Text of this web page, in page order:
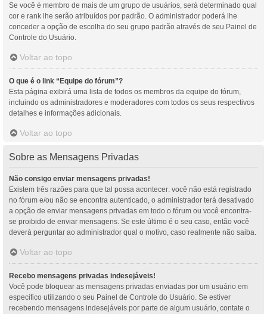
Se você é membro de mais de um grupo de usuários, será determinado qual
cor e rank lhe serão atribuídos por padrão. O administrador poderá lhe
conceder a opção de escolha do seu grupo padrão através de seu Painel de
Controle do Usuário.
Voltar ao topo
O que é o link “Equipe do fórum”?
Esta página exibirá uma lista de todos os membros da equipe do fórum,
incluindo os administradores e moderadores com todos os seus respectivos
detalhes e informações adicionais.
Voltar ao topo
Sobre as Mensagens Privadas
Não consigo enviar mensagens privadas!
Existem três razões para que tal possa acontecer: você não está registrado
no fórum e/ou não se encontra autenticado, o administrador terá desativado
a opção de enviar mensagens privadas em todo o fórum ou você encontra-
se proibido de enviar mensagens. Se este último é o seu caso, então você
deverá perguntar ao administrador qual o motivo, caso realmente não saiba.
Voltar ao topo
Recebo mensagens privadas indesejáveis!
Você pode bloquear as mensagens privadas enviadas por um usuário em
específico utilizando o seu Painel de Controle do Usuário. Se estiver
recebendo mensagens indesejáveis por parte de algum usuário, contate o